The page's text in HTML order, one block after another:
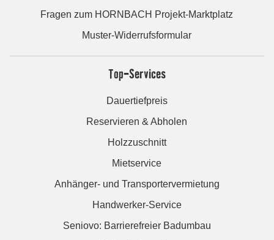
Fragen zum HORNBACH Projekt-Marktplatz
Muster-Widerrufsformular
Top-Services
Dauertiefpreis
Reservieren & Abholen
Holzzuschnitt
Mietservice
Anhänger- und Transportervermietung
Handwerker-Service
Seniovo: Barrierefreier Badumbau